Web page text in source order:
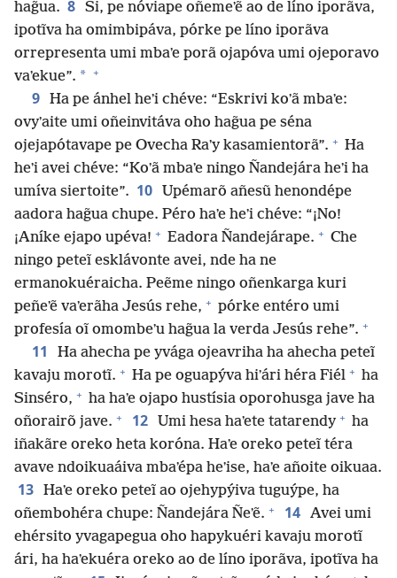
hag̃ua. 8 Si, pe nóviape oñemeʼẽ ao de líno iporãva,
ipotĩva ha omimbipáva, pórke pe líno iporãva
orrepresenta umi mbaʼe porã ojapóva umi ojeporavo
vaʼekue”. * +
9 Ha pe ánhel heʼi chéve: “Eskrivi koʼã mbaʼe:
ovyʼaite umi oñeinvitáva oho hag̃ua pe séna
ojejapótavape pe Ovecha Raʼy kasamientorã”. + Ha
heʼi avei chéve: “Koʼã mbaʼe ningo Ñandejára heʼi ha
umíva siertoite”. 10
Upémarõ añesũ henondépe
aadora hag̃ua chupe. Péro haʼe heʼi chéve: “¡No!
¡Aníke ejapo upéva! + Eadora Ñandejárape. + Che
ningo peteĩ esklávonte avei, nde ha ne
ermanokuéraicha. Peẽme ningo oñenkarga kuri
peñeʼẽ vaʼerãha Jesús rehe, + pórke entéro umi
profesía oĩ omombeʼu hag̃ua la verda Jesús rehe”. +
11
Ha ahecha pe yvága ojeavriha ha ahecha peteĩ
kavaju morotĩ. + Ha pe oguapýva hiʼári héra Fiél + ha
Sinséro, + ha haʼe ojapo hustísia oporohusga jave ha
oñorairõ jave. + 12 Umi hesa haʼete tatarendy + ha
iñakãre oreko heta koróna. Haʼe oreko peteĩ téra
avave ndoikuaáiva mbaʼépa heʼise, haʼe añoite oikuaa.
13 Haʼe oreko peteĩ ao ojehypýiva tuguýpe, ha
oñembohéra chupe: Ñandejára Ñeʼẽ. + 14 Avei umi
ehérsito yvagapegua oho hapykuéri kavaju morotĩ
ári, ha haʼekuéra oreko ao de líno iporãva, ipotĩva ha